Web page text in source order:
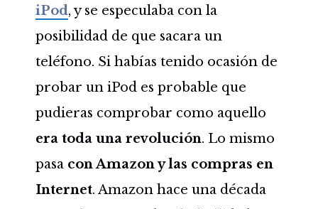
iPod, y se especulaba con la
posibilidad de que sacara un
teléfono. Si habías tenido ocasión de
probar un iPod es probable que
pudieras comprobar como aquello
era toda una revolución. Lo mismo
pasa con Amazon y las compras en
Internet. Amazon hace una década